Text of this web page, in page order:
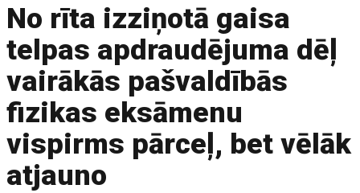
No rīta izziņotā gaisa
telpas apdraudējuma dēļ
vairākās pašvaldībās
fizikas eksāmenu
vispirms pārceļ, bet vēlāk
atjauno